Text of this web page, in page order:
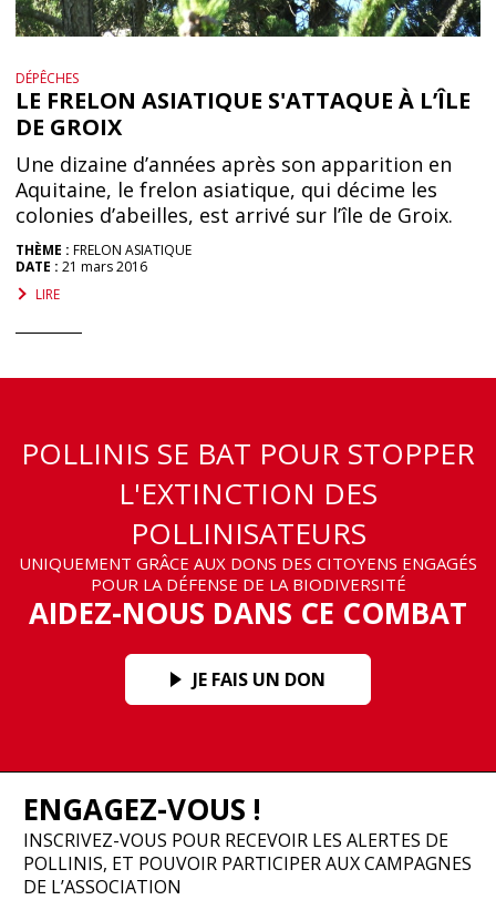
DÉPÊCHES
LE FRELON ASIATIQUE S'ATTAQUE À L’ÎLE
DE GROIX
Une dizaine d’années après son apparition en
Aquitaine, le frelon asiatique, qui décime les
colonies d’abeilles, est arrivé sur l’île de Groix.
THÈME : FRELON ASIATIQUE
DATE : 21 mars 2016
LIRE
POLLINIS SE BAT POUR STOPPER
L'EXTINCTION DES
POLLINISATEURS
UNIQUEMENT GRÂCE AUX DONS DES CITOYENS ENGAGÉS
POUR LA DÉFENSE DE LA BIODIVERSITÉ
AIDEZ-NOUS DANS CE COMBAT
JE FAIS UN DON
ENGAGEZ-VOUS !
INSCRIVEZ-VOUS POUR RECEVOIR LES ALERTES DE
POLLINIS, ET POUVOIR PARTICIPER AUX CAMPAGNES
DE L’ASSOCIATION